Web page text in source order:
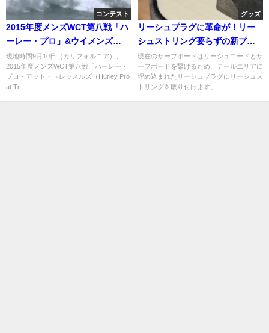
コンテスト
2015年度メンズWCT第八戦「ハ
ーレー・プロ」&ウイメンズ
WCT第七戦「スウォッチ・プ
ロ」：二日目ハイライト
現地時間9月10日（カリフォルニア）、
2015年度メンズWCT第八戦「ハーレー・
プロ・アット・トレッスルズ（Hurley Pro
at Tr...
グッズ
リーシュプラグに革命が！リー
シュストリング要らずの新プラ
グ「LEASHBAR」
現在のサーフボードはリーシュコードとサ
ーフボードを繋げるため、テールエリアに
埋め込まれたリーシュプラグにリーシュス
トリングを取り付けます。 ...